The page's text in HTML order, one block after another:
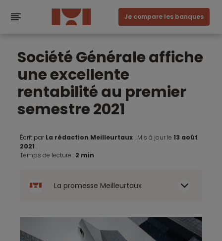
Je compare les banques
Société Générale affiche
une excellente
rentabilité au premier
semestre 2021
Écrit par La rédaction Meilleurtaux . Mis à jour le 13 août
2021 .
Temps de lecture : 2 min
La promesse Meilleurtaux